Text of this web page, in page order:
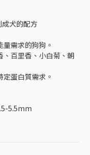
犬的配方
需求的狗狗。
、百里香、小白菊、朝
蛋白質需求。
5.5mm